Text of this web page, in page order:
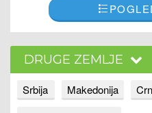
DRUGE ZEMLJE
Srbija Makedonija